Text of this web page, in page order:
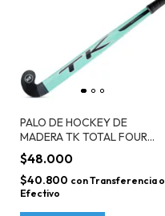
PALO DE HOCKEY DE
MADERA TK TOTAL FOUR
MIDI TURQUESA
$48.000
$40.800 conTransferencia o
Efectivo